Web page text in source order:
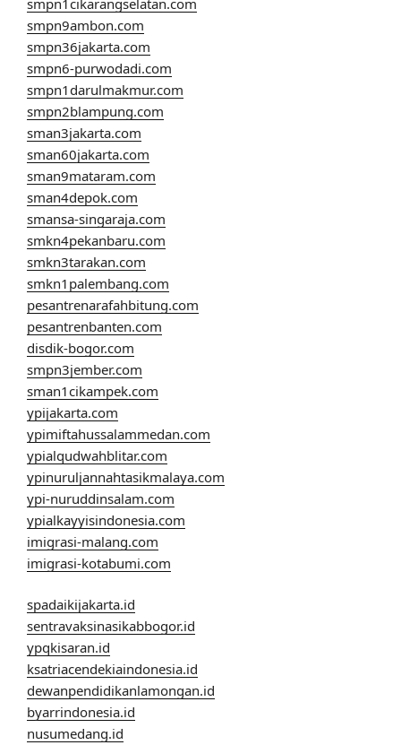
smpn9ambon.com
smpn36jakarta.com
smpn6-purwodadi.com
smpn1darulmakmur.com
smpn2blampung.com
sman3jakarta.com
sman60jakarta.com
sman9mataram.com
sman4depok.com
smansa-singaraja.com
smkn4pekanbaru.com
smkn3tarakan.com
smkn1palembang.com
pesantrenarafahbitung.com
pesantrenbanten.com
disdik-bogor.com
smpn3jember.com
sman1cikampek.com
ypijakarta.com
ypimiftahussalammedan.com
ypialqudwahblitar.com
ypinuruljannahtasikmalaya.com
ypi-nuruddinsalam.com
ypialkayyisindonesia.com
imigrasi-malang.com
imigrasi-kotabumi.com
spadaikijakarta.id
sentravaksinasikabbogor.id
ypqkisaran.id
ksatriacendekiaindonesia.id
dewanpendidikanlamongan.id
byarrindonesia.id
nusumedang.id